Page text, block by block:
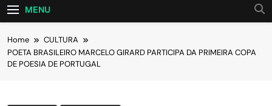
MENU
Home
CULTURA
POETA BRASILEIRO MARCELO GIRARD PARTICIPA DA PRIMEIRA COPA
DE POESIA DE PORTUGAL